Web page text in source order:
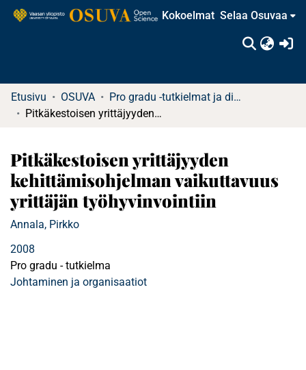
Kokoelmat Selaa Osuvaa
Etusivu OSUVA
Pro gradu -tutkielmat ja diplomityöt (rajattu saatavuus)
Pitkäkestoisen yrittäjyyden kehittämisohjelman vaikuttavuus yrittäjän työhyvinvointiin
Pitkäkestoisen yrittäjyyden
kehittämisohjelman vaikuttavuus
yrittäjän työhyvinvointiin
Annala, Pirkko
2008
Pro gradu - tutkielma
Johtaminen ja organisaatiot